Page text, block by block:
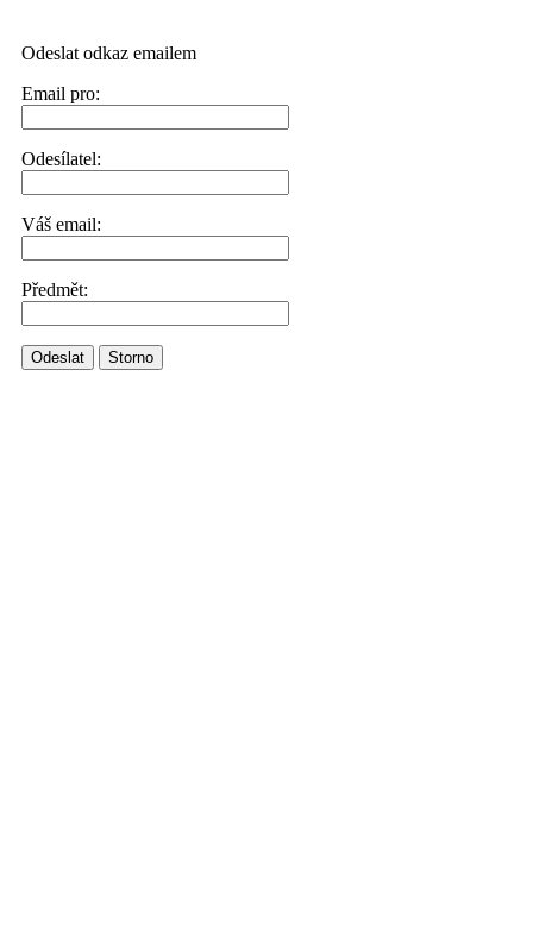
Odeslat odkaz emailem
Email pro:
Odesílatel:
Váš email:
Předmět:
Odeslat Storno